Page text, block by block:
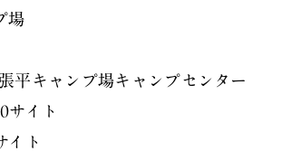
場
平キャンプ場キャンプセンター
サイト
イト